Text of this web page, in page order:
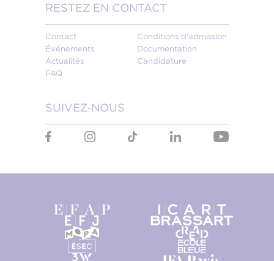
RESTEZ EN CONTACT
Contact
Événements
Actualités
FAQ
Conditions d'admission
Documentation
Candidature
SUIVEZ-NOUS